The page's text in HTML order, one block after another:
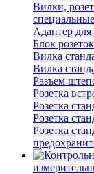
Вилки,
специальные
Адаптер для
Блок
Вилка
Вилка
Разъем
Розетка
Розетка
Розетка
Розетка